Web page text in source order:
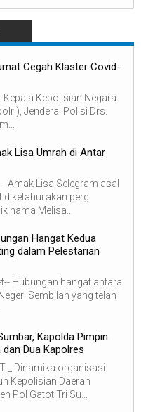
Cegah Klaster Covid-
Kepolisian Negara
Jenderal Polisi Drs.
Lisa Umrah di Antar
Amak Lisa Selegram asal
akan pergi
nama Melisa...
Hangat Kedua
dalam Pelestarian
Hubungan hangat antara
Sembilan yang telah
Kapolda Pimpin
Dua Kapolres
_ Dinamika organisasi
Kepolisian Daerah
Pol Gatot Tri Su...